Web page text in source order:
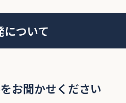
ついて
お聞かせください